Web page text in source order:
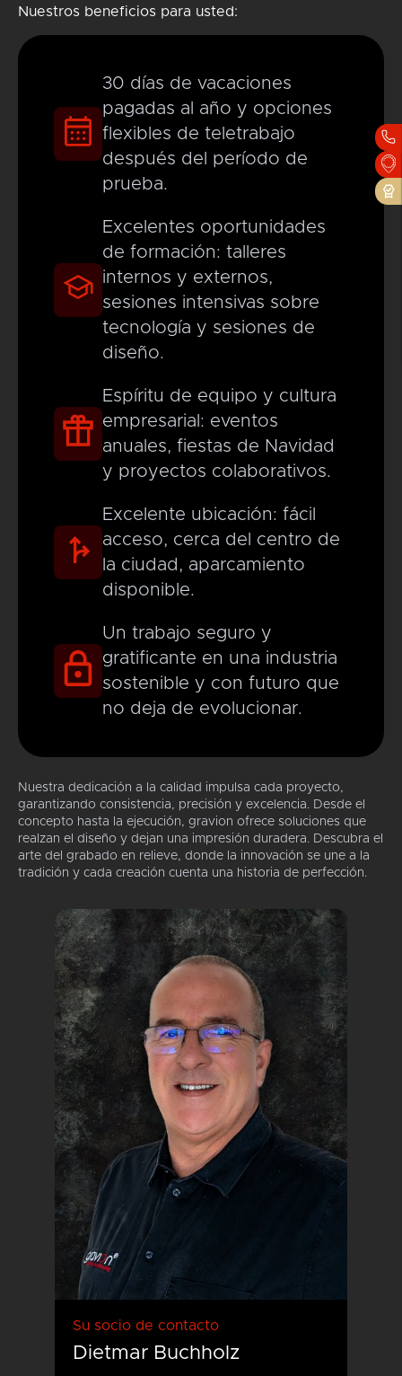
Nuestros beneficios para usted:
30 días de vacaciones
pagadas al año y opciones
flexibles de teletrabajo
después del período de
prueba.
Excelentes oportunidades
de formación: talleres
internos y externos,
sesiones intensivas sobre
tecnología y sesiones de
diseño.
Espíritu de equipo y cultura
empresarial: eventos
anuales, fiestas de Navidad
y proyectos colaborativos.
Excelente ubicación: fácil
acceso, cerca del centro de
la ciudad, aparcamiento
disponible.
Un trabajo seguro y
gratificante en una industria
sostenible y con futuro que
no deja de evolucionar.
Nuestra dedicación a la calidad impulsa cada proyecto,
garantizando consistencia, precisión y excelencia. Desde el
concepto hasta la ejecución, gravion ofrece soluciones que
realzan el diseño y dejan una impresión duradera. Descubra el
arte del grabado en relieve, donde la innovación se une a la
tradición y cada creación cuenta una historia de perfección.
Su socio de contacto
Dietmar Buchholz